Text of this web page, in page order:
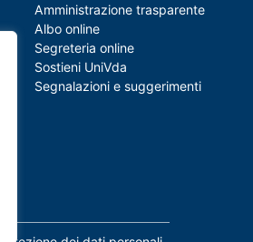
Amministrazione trasparente
Albo online
Segreteria online
Sostieni UniVda
Segnalazioni e suggerimenti